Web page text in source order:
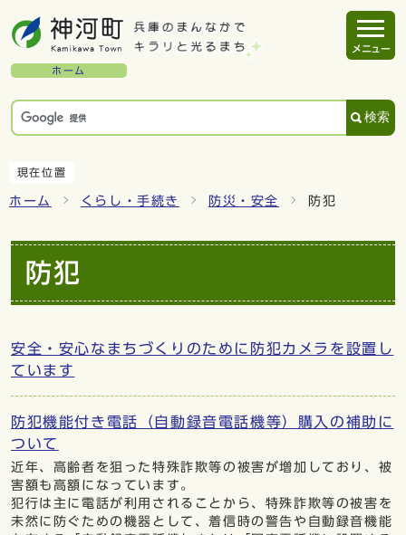
ホーム
検索
メニュー
現在位置
ホーム くらし・手続き 防災・安全 防犯
防犯
安全・安心なまちづくりのために防犯カメラを設置し
ています
防犯機能付き電話（自動録音電話機等）購入の補助に
ついて
近年、高齢者を狙った特殊詐欺等の被害が増加しており、被
害額も高額になっています。
犯行は主に電話が利用されることから、特殊詐欺等の被害を
未然に防ぐための機器として、着信時の警告や自動録音機能